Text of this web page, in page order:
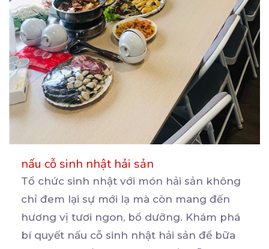
nấu cỗ sinh nhật hải sản
Tổ chức sinh nhật với món hải sản không
chỉ đem lại sự mới lạ mà còn mang đến
hương vị tươi ngon, bổ dưỡng. Khám phá
bí quyết nấu cỗ sinh nhật hải sản để bữa